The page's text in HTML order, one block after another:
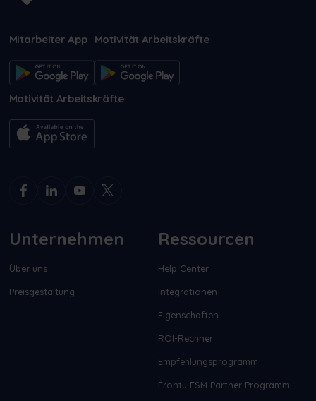
Mitarbeiter App Motivität Arbeitskräfte
Motivität Arbeitskräfte
Unternehmen
Über uns
Preisgestaltung
Ressourcen
Help Center
Integrationen
Eigenschaften
ROI-Rechner
Empfehlungsprogramm
Frontu FSM Partner Programm